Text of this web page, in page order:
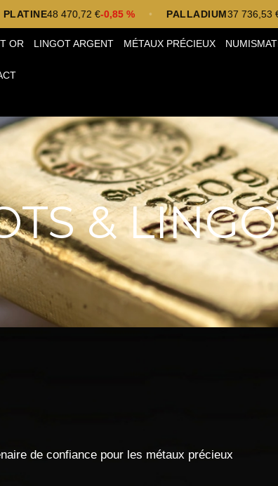
48 470,72 €-0,85 % • PALLADIUM37 736,53 €-1,14
OR LINGOT ARGENT MÉTAUX PRÉCIEUX
&
de confiance pour les métaux précieux